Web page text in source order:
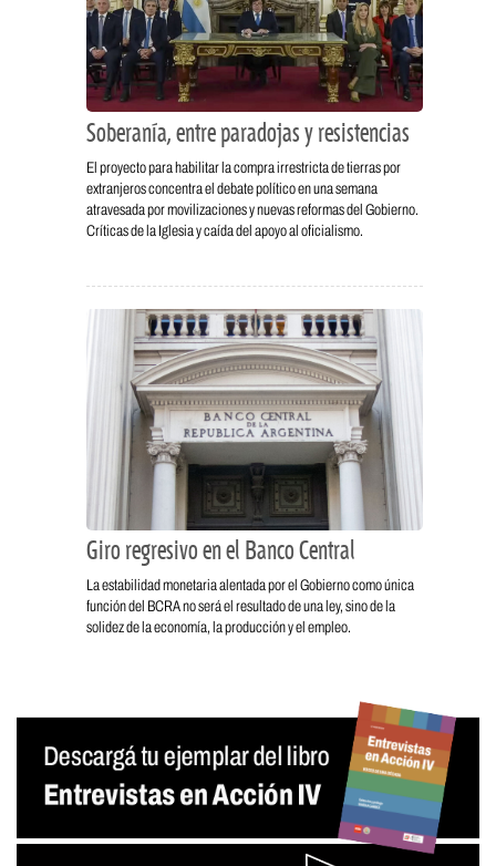
Soberanía, entre paradojas y resistencias
El proyecto para habilitar la compra irrestricta de tierras por
extranjeros concentra el debate político en una semana
atravesada por movilizaciones y nuevas reformas del Gobierno.
Críticas de la Iglesia y caída del apoyo al oficialismo.
Giro regresivo en el Banco Central
La estabilidad monetaria alentada por el Gobierno como única
función del BCRA no será el resultado de una ley, sino de la
solidez de la economía, la producción y el empleo.